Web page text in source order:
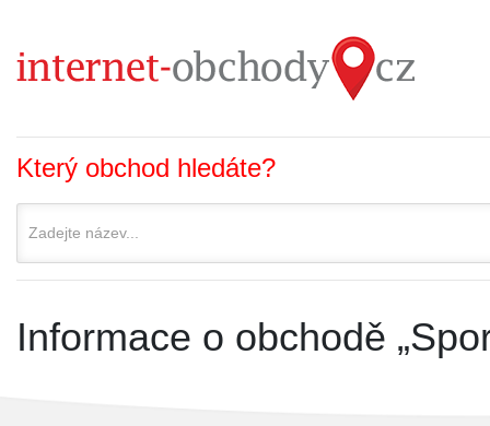
Který obchod hledáte?
Informace o obchodě